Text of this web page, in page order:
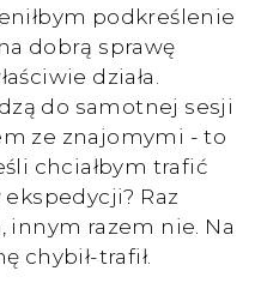
podkreślenie
dobrą sprawę
działa.
do samotnej sesji
ze znajomymi - to
chciałbym trafić
Raz
innym razem nie. Na
chybił-trafił.